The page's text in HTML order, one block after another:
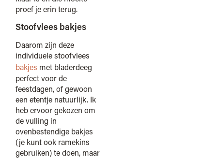
proef je erin terug.
Stoofvlees bakjes
Daarom zijn deze
individuele stoofvlees
bakjes met bladerdeeg
perfect voor de
feestdagen, of gewoon
een etentje natuurlijk. Ik
heb ervoor gekozen om
de vulling in
ovenbestendige bakjes
(je kunt ook ramekins
gebruiken) te doen, maar